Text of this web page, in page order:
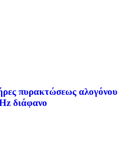
πυρακτώσεως αλογόνου
διάφανο